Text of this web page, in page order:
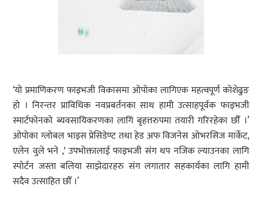
‘यो प्रमाणिकरण फाइभजी विकासमा ओपोका लागिएक महत्वपूर्ण कोशेढुङ
हो । निरन्तर प्राविधिक नवप्रबर्तनका साथ हामी उत्साहपूर्वक फाइभजी
स्मार्टफोनको ब्यवसायिकरणका लागि बृहत्तरुपमा तयारी गरिरहेका छौँ ।’
ओपोका ग्लोबल भाइस प्रेसिडेण्ट तथा हेड अफ विजनेस ओभरसिज मार्केट,
एलेन वुले भने ,‘ उपभोक्तालाई फाइभजी संग थप नजिक ल्याउनका लागि
स्पोर्टन जस्ता बलिया साझेदारहरु संग लगातार सहकार्यका लागि हामी
सदैव उत्साहित छौँ ।’